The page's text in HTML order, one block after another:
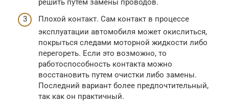
решить путем замены проводов.
Плохой контакт. Сам контакт в процессе
эксплуатации автомобиля может окислиться,
покрыться следами моторной жидкости либо
перегореть. Если это возможно, то
работоспособность контакта можно
восстановить путем очистки либо замены.
Последний вариант более предпочтительный,
так как он практичный.